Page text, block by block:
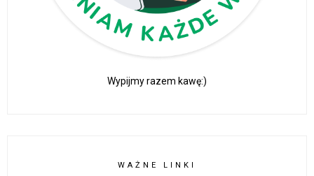
Wypijmy razem kawę:)
WAŻNE LINKI